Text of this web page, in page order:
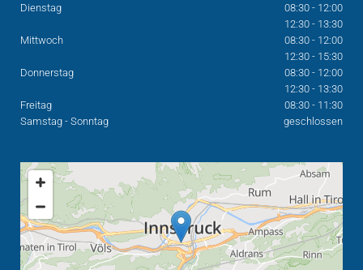
Dienstag
08:30 - 12:00
12:30 - 13:30
Mittwoch
08:30 - 12:00
12:30 - 15:30
Donnerstag
08:30 - 12:00
12:30 - 13:30
Freitag
08:30 - 11:30
Samstag - Sonntag
geschlossen